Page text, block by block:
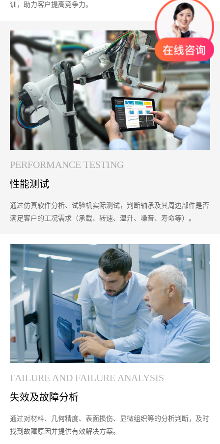
训，助力客户提高竞争力。
PERFORMANCE TESTING
性能测试
通过仿真软件分析、试验机实际测试，判断轴承及其周边部件是否
满足客户的工况需求（承载、转速、温升、噪音、寿命等）。
FAILURE AND FAILURE ANALYSIS
失效及故障分析
通过对材料、几何精度、表面损伤、显微组织等的分析判断，及时
找到故障原因并提供有效解决方案。